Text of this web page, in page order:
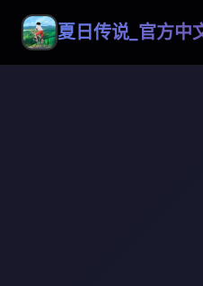
夏日传说_官方中